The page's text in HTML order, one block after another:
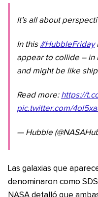
It’s all about
In this #HubbleFriday
appear to collide – in
and might be like
Read more: https://
pic.twitter.com/
— Hubble
Las galaxias que
denominaron como